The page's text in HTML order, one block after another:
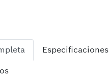
Especificaciones